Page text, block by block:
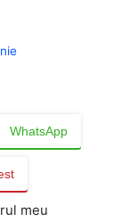
WhatsApp
meu